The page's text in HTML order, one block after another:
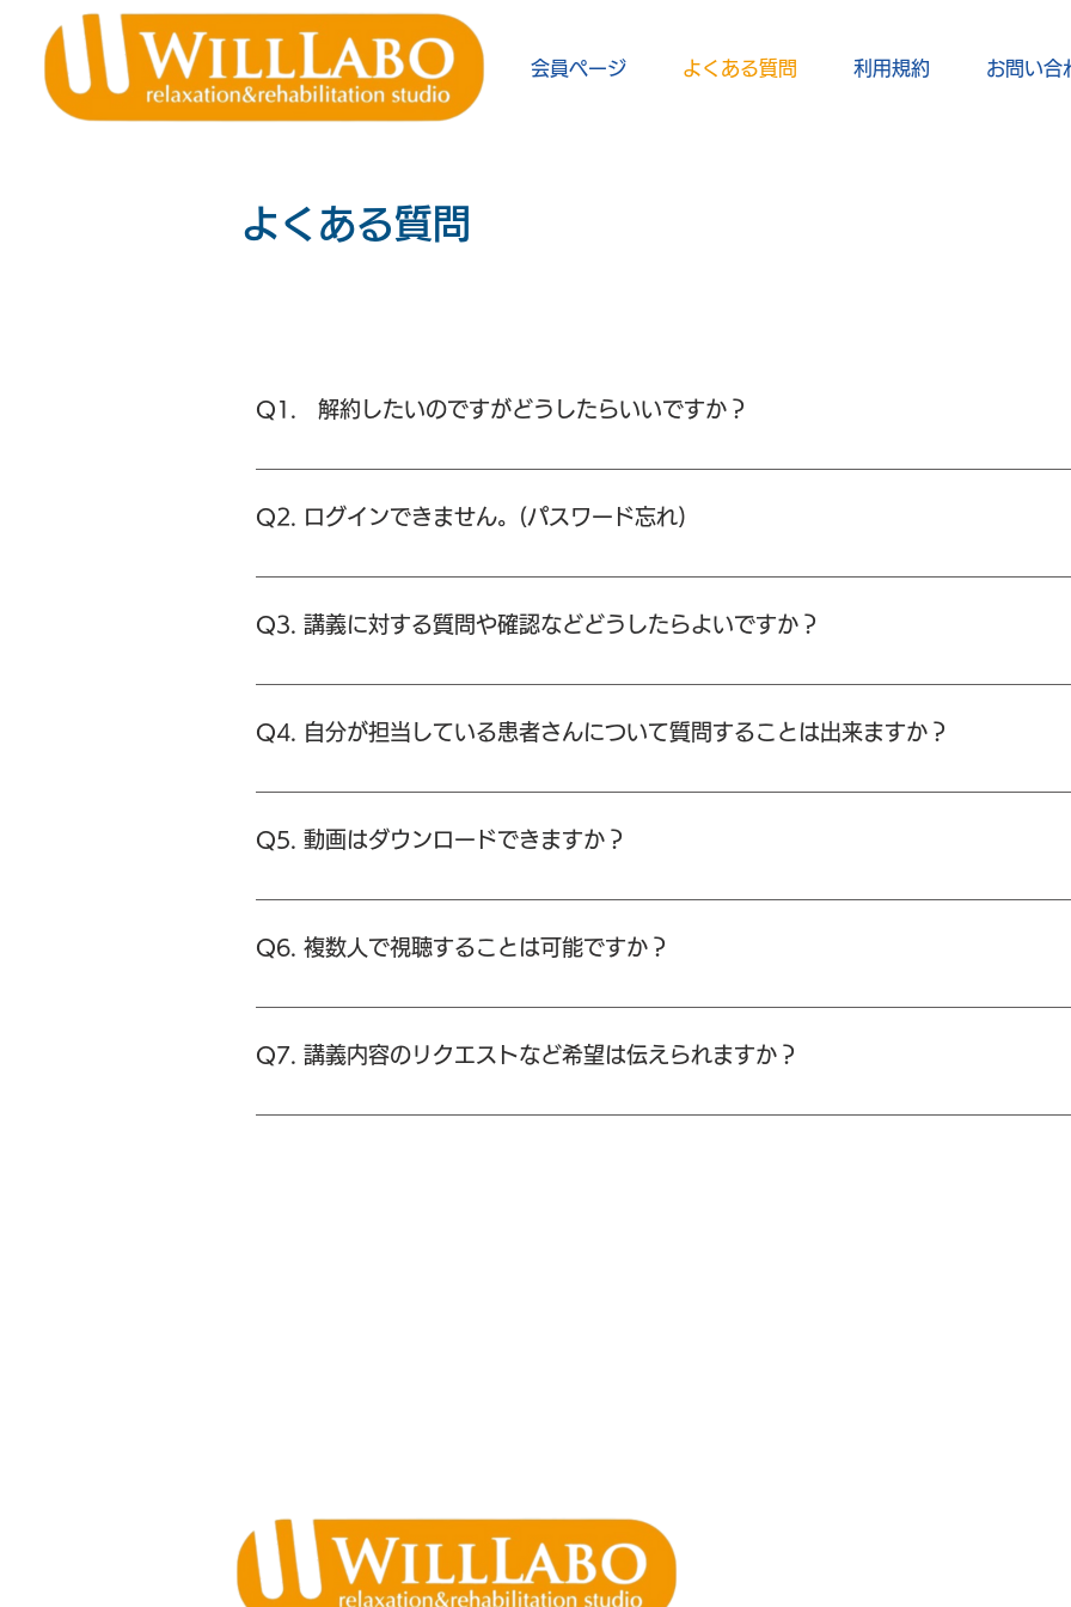
会員ページ よくある質問 利用規約 お問い合
よくある質問
Q1. 解約したいのですがどうしたらいいですか？
A. お問い合わせより「解約希望」のご連絡をお願い致します。 Paypalのサブスク契約を解除
Q2. ログインできません。(パスワード忘れ)
A. お問い合わせより「パスワード忘れた」旨ご連絡ください。登録されているメールに返答
Q3. 講義に対する質問や確認などどうしたらよいですか？
A. お問い合わせより、「会員名。動画タイトル・質問内容」をご記入の上ご質問ください。
Q4. 自分が担当している患者さんについて質問することは出来ますか？
A. 出来ます。お問い合わせより、「担当患者さんについて質問」とお送りください。出来る
務は絶対に守ります。)
Q5. 動画はダウンロードできますか？
A. 脳卒中当事者の個人情報が含まれるためダウンロードは出来ません。 恐れ入りますが、
Q6. 複数人で視聴することは可能ですか？
A. 契約者ご本人一人での視聴が原則ですが、複数人で視聴する場合には、他の方の目に個人
Q7. 講義内容のリクエストなど希望は伝えられますか？
A. 講義内容のリクエストなどご希望がございましたら、お問い合わせからご連絡ください。